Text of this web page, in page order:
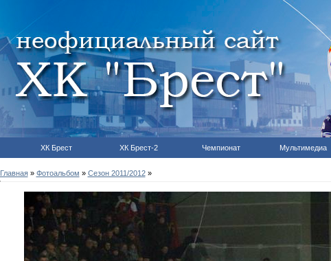
ХК Брест ХК Брест-2 Чемпионат Мультимедиа
Главная» Фотоальбом » Сезон 2011/2012»